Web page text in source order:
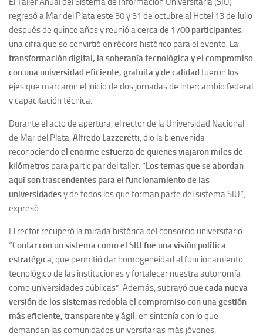
regresó a Mar del Plata este 30 y 31 de octubre al Hotel 13 de Julio
después de quince años y reunió a cerca de 1700 participantes
una cifra que se convirtió en récord histórico para el evento. La
transformación digital, la soberanía tecnológica y el compromiso
con una universidad eficiente, gratuita y de calidad fueron los
ejes que marcaron el inicio de dos jornadas de intercambio federal
y capacitación técnica.
Durante el acto de apertura, el rector de la Universidad Nacional
de Mar del Plata, Alfredo Lazzeretti , dio la bienvenida
reconociendo el enorme esfuerzo de quienes viajaron miles de
kilómetros para participar del taller. “Los temas que se abordan
aquí son trascendentes para el funcionamiento de las
universidadesy de todos los que forman parte del sistema SIU”,
expresó.
El rector recuperó la mirada histórica del consorcio universitario:
“Contar con un sistema como el SIU fue una visión política
estratégica , que permitió dar homogeneidad al funcionamiento
tecnológico de las instituciones y fortalecer nuestra autonomía
como universidades públicas”. Además, subrayó que cada nueva
versión de los sistemas redobla el compromiso con una gestión
más eficiente, transparente y ágil , en sintonía con lo que
demandan las comunidades universitarias más jóvenes,